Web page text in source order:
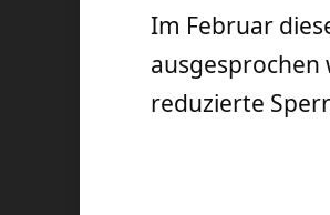
Im Februar
ausgesprochen
reduzierte